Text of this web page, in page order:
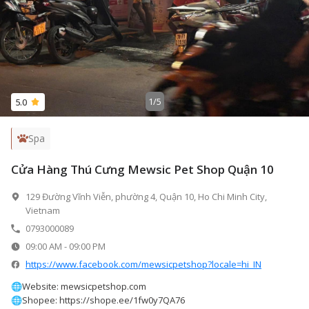
5.0 1/5
Spa
Cửa Hàng Thú Cưng Mewsic Pet Shop Quận 10
129 Đường Vĩnh Viễn, phường 4, Quận 10, Ho Chi Minh City,
Vietnam
0793000089
09:00 AM - 09:00 PM
https://www.facebook.com/mewsicpetshop?locale=hi_IN
🌐Website: mewsicpetshop.com
🌐Shopee: https://shope.ee/1fw0y7QA76